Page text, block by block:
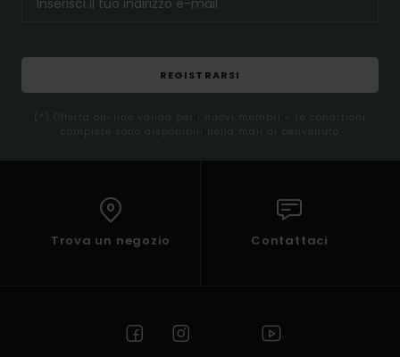
REGISTRARSI
(*) Offerta on-line valida per i nuovi membri - Le condizioni
complete sono disponibili nella mail di benvenuto
Trova un negozio Contattaci